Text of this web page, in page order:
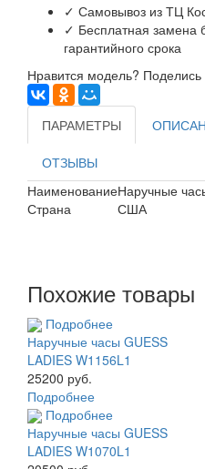
✓ Самовывоз из ТЦ
✓ Бесплатная замена
гарантийного срока
Нравится модель? Поделись
ПАРАМЕТРЫ
ОТЗЫВЫ
НаименованиеНаручные
Страна
США
Похожие товары
Подробнее
Наручные часы GUESS
LADIES W1156L1
25200 руб.
Подробнее
Подробнее
Наручные часы GUESS
LADIES W1070L1